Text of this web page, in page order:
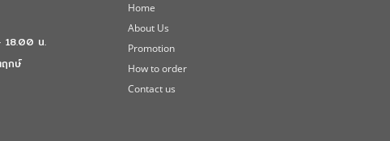
18.00 น.
ฤกษ์
Home
About Us
Promotion
How to order
Contact us